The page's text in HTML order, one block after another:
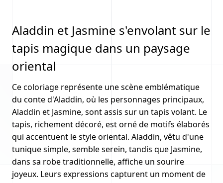
Aladdin et Jasmine s'envolant sur le
tapis magique dans un paysage
oriental
Ce coloriage représente une scène emblématique
du conte d'Aladdin, où les personnages principaux,
Aladdin et Jasmine, sont assis sur un tapis volant. Le
tapis, richement décoré, est orné de motifs élaborés
qui accentuent le style oriental. Aladdin, vêtu d'une
tunique simple, semble serein, tandis que Jasmine,
dans sa robe traditionnelle, affiche un sourire
joyeux. Leurs expressions capturent un moment de